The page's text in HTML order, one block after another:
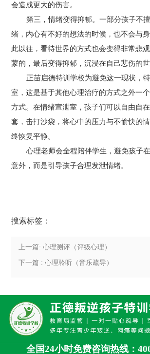
会造成更大的伤害。
第三，情绪变得抑郁。一部分孩子不
绪，内心有不好的想法的时候，也不会与
此以往，看待世界的方式也会变得非常悲
蒙的，最后变得抑郁，沉浸在自己悲伤的世
正苗启德特训学校为避免这一现状，
室，这是基于其他心理治疗的方式之外一
方式。在情绪宣泄室，孩子们可以自由自
套，击打沙袋，将心中的压力与不愉快的
终恢复平静。
心理老师会全程陪伴学生，避免孩子
意外，而是引导孩子合理发泄情绪。
搜索标签：
上一篇: 心理测评（评级心理）
下一篇 : 心理聆听（音乐疏导）
全国24小时免费咨询热线：